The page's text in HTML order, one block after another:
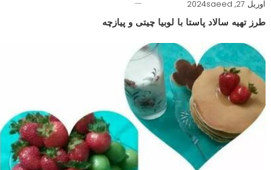
آوریل 27, 2024 saeed
طرز تهیه سالاد پاستا با لوبیا چیتی و پیازچه